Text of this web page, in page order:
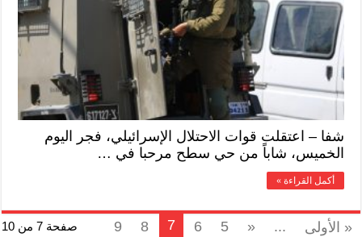
شفا – اعتقلت قوات الاحتلال الإسرائيلي، فجر اليوم
الخميس، شاباً من حي سطح مرحبا في …
أكمل القراءة »
صفحة 7 من 10 « الأولى ...
«
5
6
7
8
9